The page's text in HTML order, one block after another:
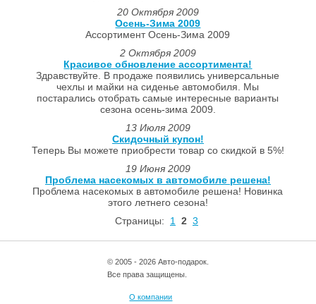
20 Октября 2009
Осень-Зима 2009
Ассортимент Осень-Зима 2009
2 Октября 2009
Красивое обновление ассортимента!
Здравствуйте. В продаже появились универсальные
чехлы и майки на сиденье автомобиля. Мы
постарались отобрать самые интересные варианты
сезона осень-зима 2009.
13 Июля 2009
Скидочный купон!
Теперь Вы можете приобрести товар со скидкой в 5%!
19 Июня 2009
Проблема насекомых в автомобиле решена!
Проблема насекомых в автомобиле решена! Новинка
этого летнего сезона!
Страницы: 1 2 3
© 2005 - 2026 Авто-подарок.
Все права защищены.
О компании